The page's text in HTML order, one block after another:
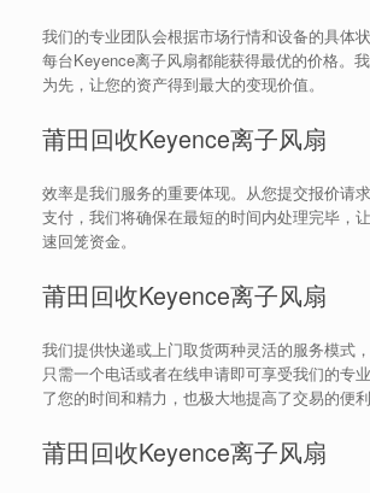
我们的专业团队会根据市场行情和设备的具体
每台Keyence离子风扇都能获得最优的价格。
为先，让您的资产得到最大的变现价值。
莆田回收Keyence离子风扇
效率是我们服务的重要体现。从您提交报价请
支付，我们将确保在最短的时间内处理完毕，
速回笼资金。
莆田回收Keyence离子风扇
我们提供快递或上门取货两种灵活的服务模式
只需一个电话或者在线申请即可享受我们的专
了您的时间和精力，也极大地提高了交易的便利
莆田回收Keyence离子风扇